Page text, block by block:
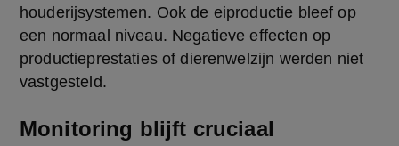
houderijsystemen. Ook de eiproductie bleef op
een normaal niveau. Negatieve effecten op
productieprestaties of dierenwelzijn werden niet
vastgesteld.
Monitoring blijft cruciaal